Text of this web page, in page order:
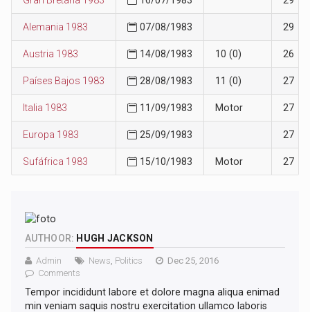
Alemania 1983 07/08/1983 29
Austria 1983 14/08/1983 10 (0) 26
Países Bajos 1983 28/08/1983 11 (0) 27
Italia 1983 11/09/1983 Motor 27
Europa 1983 25/09/1983 27
Sufáfrica 1983 15/10/1983 Motor 27
AUTHOOR: HUGH JACKSON
Admin News Politics
Dec 25, 2016
Comments
Tempor incididunt labore et dolore magna aliqua enimad
min veniam saquis nostru exercitation ullamco laboris